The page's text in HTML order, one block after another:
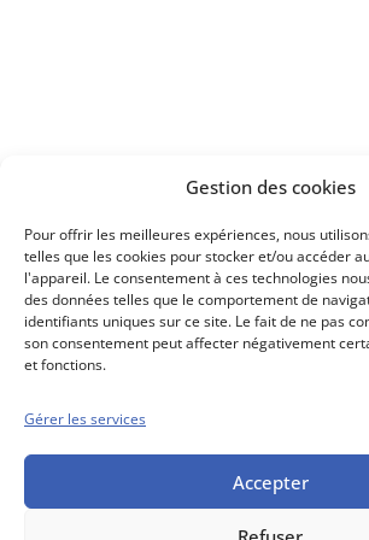
Gestion des cookies
Pour offrir les meilleures expériences, nous
telles que les cookies pour stocker et/ou accéder
l'appareil. Le consentement à ces technologies
des données telles que le comportement de
identifiants uniques sur ce site. Le fait de ne pas
son consentement peut affecter négativement
et fonctions.
Gérer les services
Accepter
Découvrez
Conseils boursiers depuis 1952
Propos Utiles
une publication